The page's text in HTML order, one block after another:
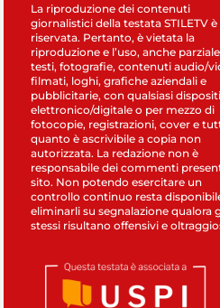
La riproduzione dei contenuti
giornalistici della testata STILETV è
riservata. Pertanto, è vietata la
riproduzione e l’uso, anche
testi, fotografie, contenuti audio/
filmati, loghi, grafiche aziendali e
pubblicitarie, con qualsiasi
elettronico/digitale o per mezzo di
fotocopie, registrazioni, cover e
quanto è ascrivibile a copia non
autorizzata. La redazione non è
responsabile dei commenti
sito. Non potendo esercitare un
controllo continuo resta
eliminarli su segnalazione qualora
stessi risultano offensivi e